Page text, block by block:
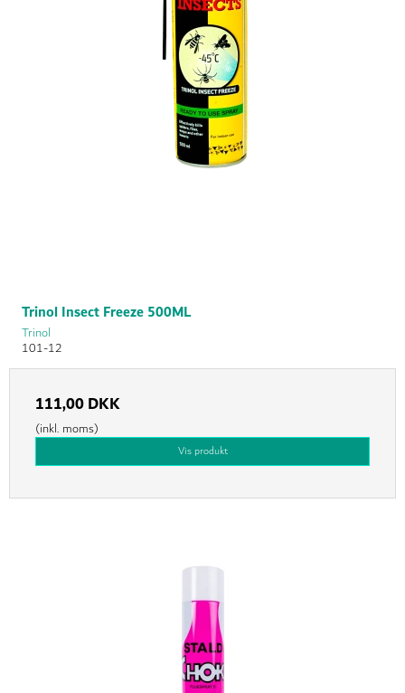
Trinol Insect Freeze 500ML
Trinol
101-12
111,00 DKK
(inkl. moms)
Vis produkt